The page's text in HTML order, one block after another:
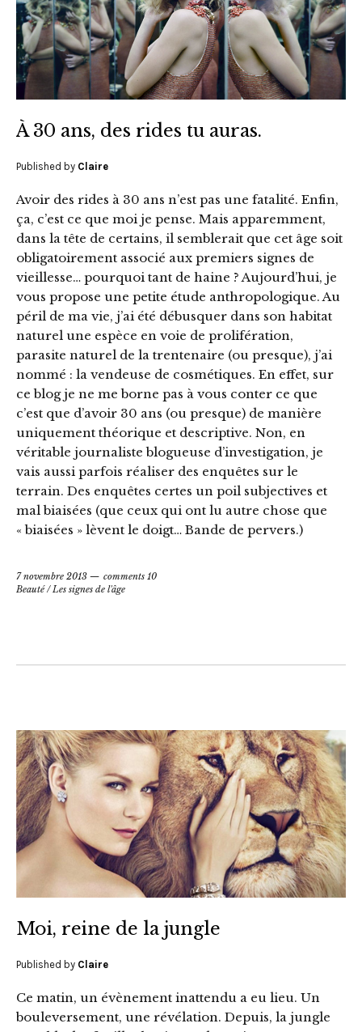
À 30 ans, des rides tu auras.
Published by Claire
Avoir des rides à 30 ans n’est pas une fatalité. Enfin,
ça, c’est ce que moi je pense. Mais apparemment,
dans la tête de certains, il semblerait que cet âge soit
obligatoirement associé aux premiers signes de
vieillesse… pourquoi tant de haine ? Aujourd’hui, je
vous propose une petite étude anthropologique. Au
péril de ma vie, j’ai été débusquer dans son habitat
naturel une espèce en voie de prolifération,
parasite naturel de la trentenaire (ou presque), j’ai
nommé : la vendeuse de cosmétiques. En effet, sur
ce blog je ne me borne pas à vous conter ce que
c’est que d’avoir 30 ans (ou presque) de manière
uniquement théorique et descriptive. Non, en
véritable journaliste blogueuse d’investigation, je
vais aussi parfois réaliser des enquêtes sur le
terrain. Des enquêtes certes un poil subjectives et
mal biaisées (que ceux qui ont lu autre chose que
« biaisées » lèvent le doigt… Bande de pervers.)
7 novembre 2013
comments 10
Beauté/Les signes de l'âge
Moi, reine de la jungle
Published by Claire
Ce matin, un évènement inattendu a eu lieu. Un
bouleversement, une révélation. Depuis, la jungle